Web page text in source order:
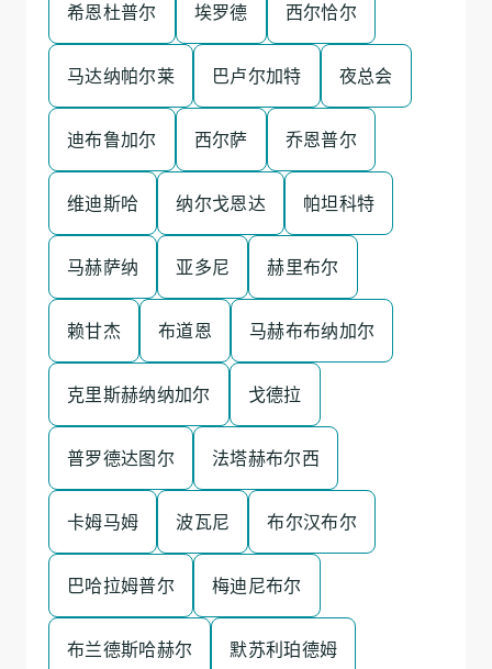
希恩杜普尔 埃罗德 西尔恰尔
马达纳帕尔莱 巴卢尔加特 夜总会
迪布鲁加尔 西尔萨 乔恩普尔
维迪斯哈 纳尔戈恩达 帕坦科特
马赫萨纳 亚多尼 赫里布尔
赖甘杰 布道恩 马赫布布纳加尔
克里斯赫纳纳加尔 戈德拉
普罗德达图尔 法塔赫布尔西
卡姆马姆 波瓦尼 布尔汉布尔
巴哈拉姆普尔 梅迪尼布尔
布兰德斯哈赫尔 默苏利珀德姆